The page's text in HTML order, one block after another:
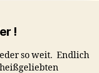
!
so weit. Endlich